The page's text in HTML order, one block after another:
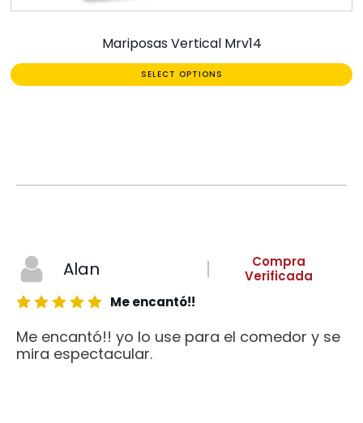
Mariposas Vertical Mrv14
SELECT OPTIONS
Alan
Compra
Verificada
Me encantó!!
Me encantó!! yo lo use para el comedor y se
mira espectacular.